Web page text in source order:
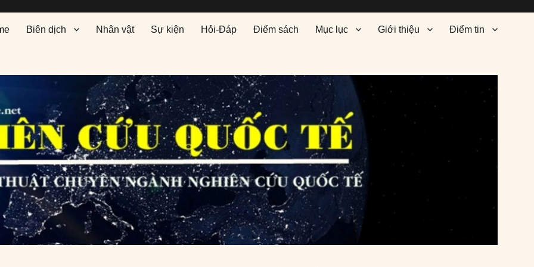
Biên dịch Nhân vật Sự kiện Hỏi-Đáp Điểm sách Mục lục Giới thiệu Điểm tin